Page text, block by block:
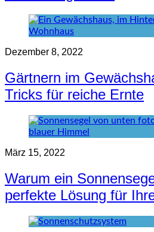
Dezember 8, 2022
Gärtnern im
Tricks für reiche Ernte
März 15, 2022
Warum ein
perfekte Lösung für